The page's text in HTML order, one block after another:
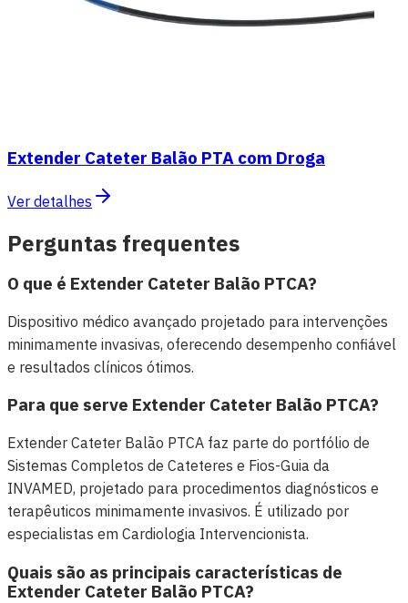
Extender Cateter Balão PTA com Droga
Ver detalhes
Perguntas frequentes
O que é Extender Cateter Balão PTCA?
Dispositivo médico avançado projetado para intervenções
minimamente invasivas, oferecendo desempenho confiável
e resultados clínicos ótimos.
Para que serve Extender Cateter Balão PTCA?
Extender Cateter Balão PTCA faz parte do portfólio de
Sistemas Completos de Cateteres e Fios-Guia da
INVAMED, projetado para procedimentos diagnósticos e
terapêuticos minimamente invasivos. É utilizado por
especialistas em Cardiologia Intervencionista.
Quais são as principais características de
Extender Cateter Balão PTCA?